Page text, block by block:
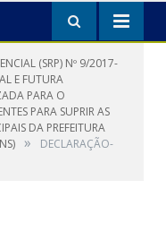
(SRP) Nº 9/2017-
E FUTURA
PARA O
PARA SUPRIR AS
DA PREFEITURA
»
DECLARAÇÃO-